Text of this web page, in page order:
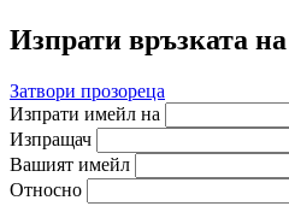
Изпрати връзката
Затвори прозореца
Изпрати имейл на
Изпращач
Вашият имейл
Относно